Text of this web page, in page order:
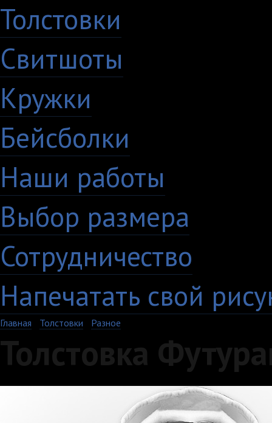
Толстовки
Свитшоты
Кружки
Бейсболки
Наши работы
Выбор размера
Сотрудничество
Напечатать свой
Главная Толстовки Разное
Толстовка